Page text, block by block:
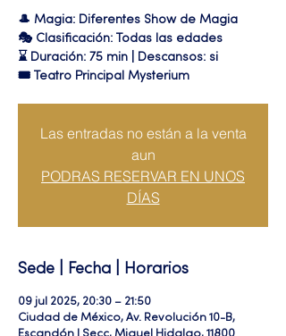
🎩 Magia: Diferentes Show de Magia
🎭 Clasificación: Todas las edades
⌛ Duración: 75 min | Descansos: si
🎟 Teatro Principal Mysterium
Las entradas no están a la venta
aun
PODRAS RESERVAR EN UNOS
DÍAS
Sede | Fecha | Horarios
09 jul 2025, 20:30 – 21:50
Ciudad de México, Av. Revolución 10-B,